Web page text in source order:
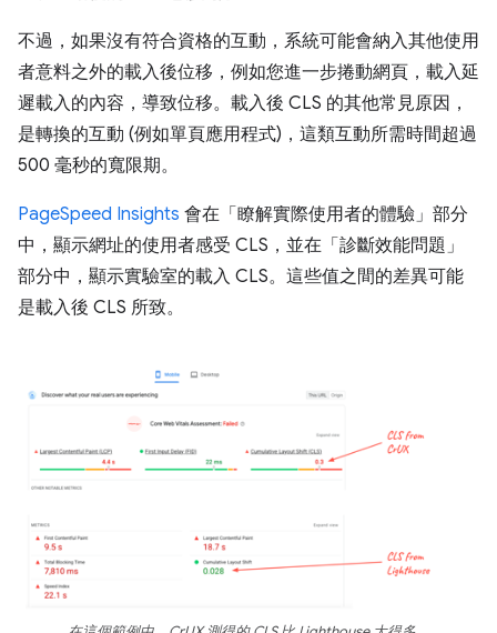
不過，如果沒有符合資格的互動，系統可能會納入其他使用
者意料之外的載入後位移，例如您進一步捲動網頁，載入延
遲載入的內容，導致位移。載入後 CLS 的其他常見原因，
是轉換的互動 (例如單頁應用程式)，這類互動所需時間超過
500 毫秒的寬限期。
PageSpeed Insights 會在「瞭解實際使用者的體驗」部分
中，顯示網址的使用者感受 CLS，並在「診斷效能問題」
部分中，顯示實驗室的載入 CLS。這些值之間的差異可能
是載入後 CLS 所致。